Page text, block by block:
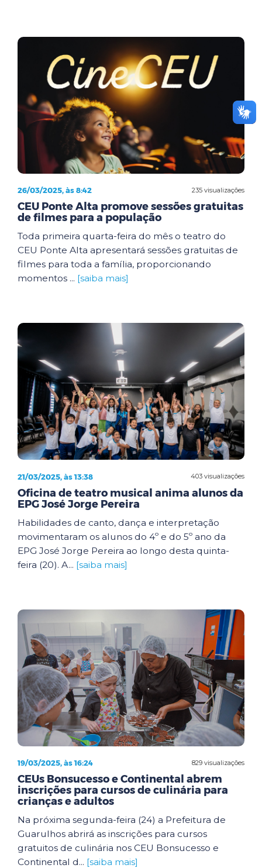
235 visualizações
26/03/2025, às 8:42
CEU Ponte Alta promove sessões gratuitas
de filmes para a população
Toda primeira quarta-feira do mês o teatro do
CEU Ponte Alta apresentará sessões gratuitas de
filmes para toda a família, proporcionando
momentos ... [saiba mais]
403 visualizações
21/03/2025, às 13:38
Oficina de teatro musical anima alunos da
EPG José Jorge Pereira
Habilidades de canto, dança e interpretação
movimentaram os alunos do 4º e do 5º ano da
EPG José Jorge Pereira ao longo desta quinta-
feira (20). A... [saiba mais]
829 visualizações
19/03/2025, às 16:24
CEUs Bonsucesso e Continental abrem
inscrições para cursos de culinária para
crianças e adultos
Na próxima segunda-feira (24) a Prefeitura de
Guarulhos abrirá as inscrições para cursos
gratuitos de culinária nos CEU Bonsucesso e
Continental d... [saiba mais]